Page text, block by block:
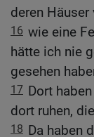
deren
16 wie eine
hätte ich nie
gesehen
17 Dort
dort ruhen,
18 Da haben